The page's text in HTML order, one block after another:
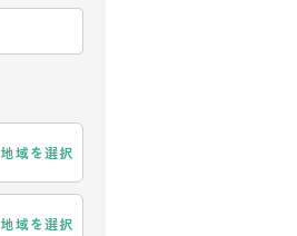
地域を選択
地域を選択